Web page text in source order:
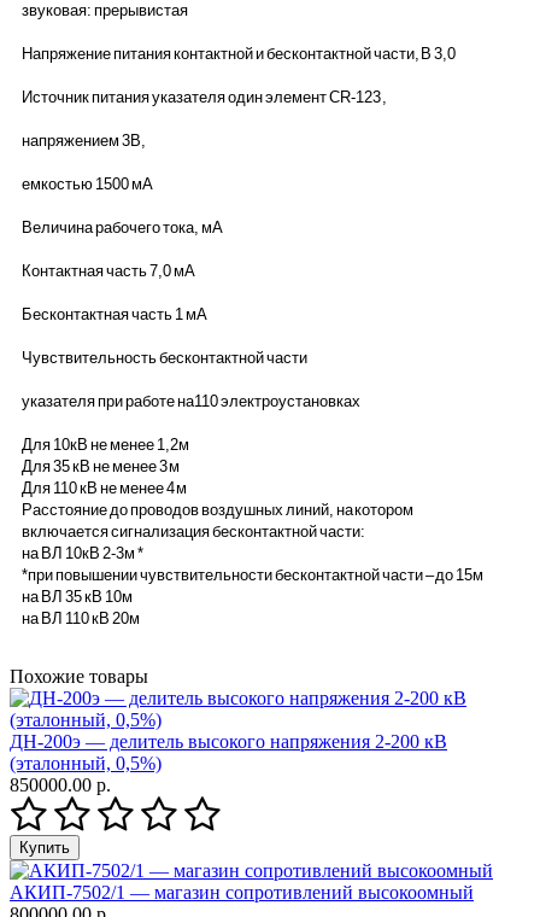
звуковая: прерывистая
Напряжение питания контактной и бесконтактной части, В 3,0
Источник питания указателя один элемент CR-123 ,
напряжением 3В,
емкостью 1500 мА
Величина рабочего тока, мА
Контактная часть 7,0 мА
Бесконтактная часть 1 мА
Чувствительность бесконтактной части
указателя при работе на110 электроустановках
Для 10кВ не менее 1,2м
Для 35 кВ не менее 3 м
Для 110 кВ не менее 4 м
Расстояние до проводов воздушных линий, на котором
включается сигнализация бесконтактной части:
на ВЛ 10кВ 2-3м *
*при повышении чувствительности бесконтактной части – до 15м
на ВЛ 35 кВ 10м
на ВЛ 110 кВ 20м
Похожие товары
ДН-200э — делитель высокого напряжения 2-200 кВ
(эталонный, 0,5%)
850000.00 р.
АКИП-7502/1 — магазин сопротивлений высокоомный